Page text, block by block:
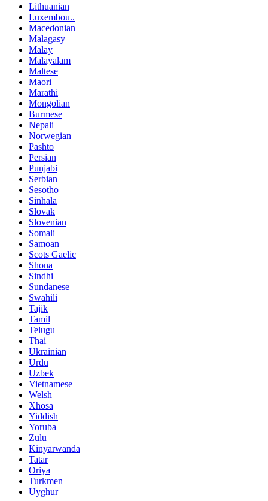
Lithuanian
Luxembou..
Macedonian
Malagasy
Malay
Malayalam
Maltese
Maori
Marathi
Mongolian
Burmese
Nepali
Norwegian
Pashto
Persian
Punjabi
Serbian
Sesotho
Sinhala
Slovak
Slovenian
Somali
Samoan
Scots Gaelic
Shona
Sindhi
Sundanese
Swahili
Tajik
Tamil
Telugu
Thai
Ukrainian
Urdu
Uzbek
Vietnamese
Welsh
Xhosa
Yiddish
Yoruba
Zulu
Kinyarwanda
Tatar
Oriya
Turkmen
Uyghur